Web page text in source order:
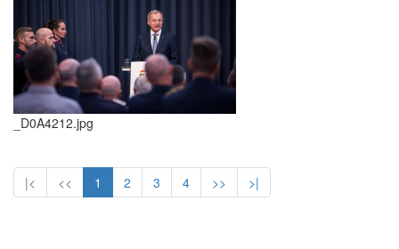
_D0A4212.jpg
|< << 1 2 3 4 >> >|